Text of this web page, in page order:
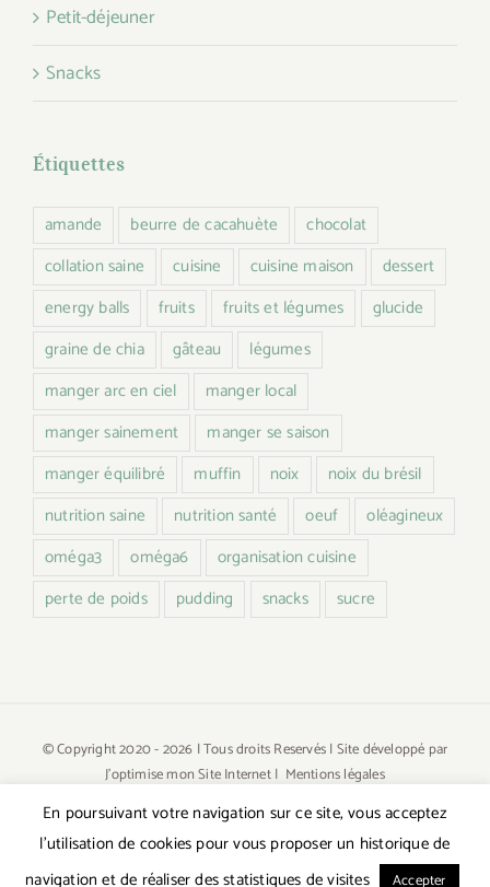
Petit-déjeuner
Snacks
Étiquettes
amande beurre de cacahuète
chocolat
collation saine
cuisine cuisine maison
dessert
energy balls
fruits fruits et légumes
glucide
graine de chia
gâteau
légumes
manger arc en ciel
manger local
manger sainement
manger se saison
manger équilibré
muffin noix
noix du brésil
nutrition saine
nutrition santé oeuf
oléagineux
oméga3
oméga6
organisation cuisine
perte de poids
pudding snacks sucre
© Copyright 2020 -2026 | Tous droits Reservés | Site développé par
J'optimise mon Site Internet| Mentions légales
En poursuivant votre navigation sur ce site, vous acceptez
l’utilisation de cookies pour vous proposer un historique de
navigation et de réaliser des statistiques de visites
Accepter